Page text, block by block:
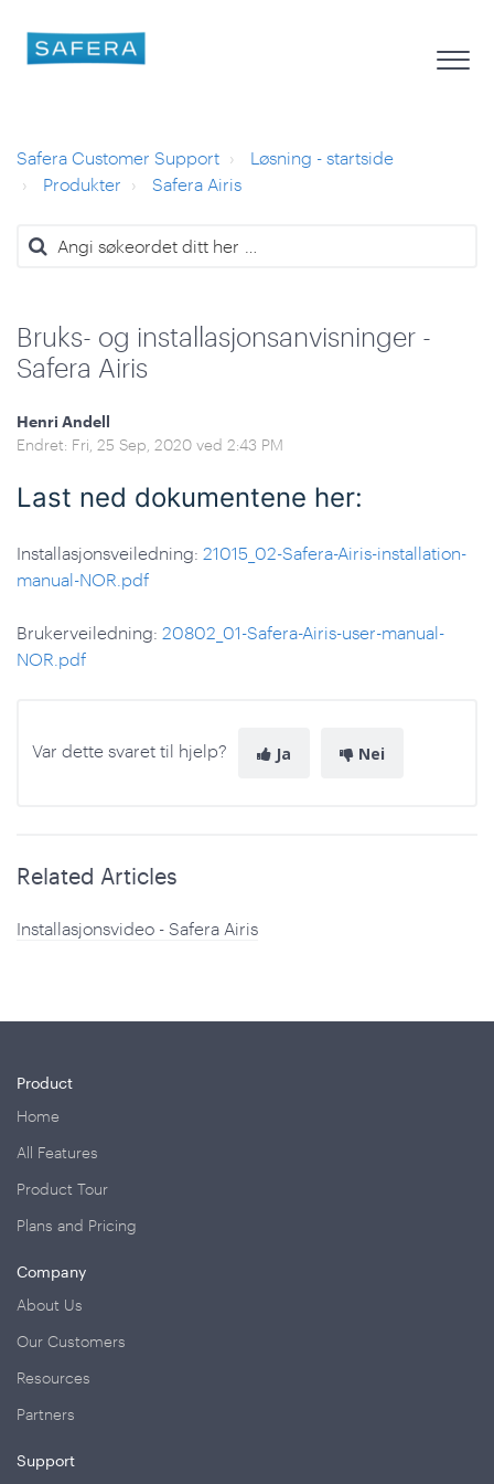
Safera Customer Support
Løsning - startside
Produkter
Safera Airis
Bruks- og installasjonsanvisninger -
Safera Airis
Henri Andell
Endret: Fri, 25 Sep, 2020 ved 2:43 PM
Last ned dokumentene her:
Installasjonsveiledning: 21015_02-Safera-Airis-installation-
manual-NOR.pdf
Brukerveiledning: 20802_01-Safera-Airis-user-manual-
NOR.pdf
Var dette svaret til hjelp? Ja Nei
Related Articles
Installasjonsvideo - Safera Airis
Product
Home
All Features
Product Tour
Plans and Pricing
Company
About Us
Our Customers
Resources
Partners
Support